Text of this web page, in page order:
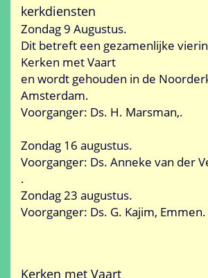
kerkdiensten
Zondag 9 Augustus.
Dit betreft een gezamenlijke
Kerken met Vaart
en wordt gehouden in de
Amsterdam.
Voorganger: Ds. H. Marsman,.
Zondag 16 augustus.
Voorganger: Ds. Anneke van der
.
Zondag 23 augustus.
Voorganger: Ds. G. Kajim, Emmen.
Kerken met Vaart